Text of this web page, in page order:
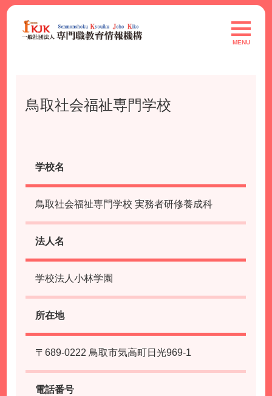
Skip
content
toggle
MENU
鳥取社会福祉専門学校
学校名
鳥取社会福祉専門学校 実務者研修養成科
法人名
学校法人小林学園
所在地
〒689-0222 鳥取市気高町日光969-1
電話番号